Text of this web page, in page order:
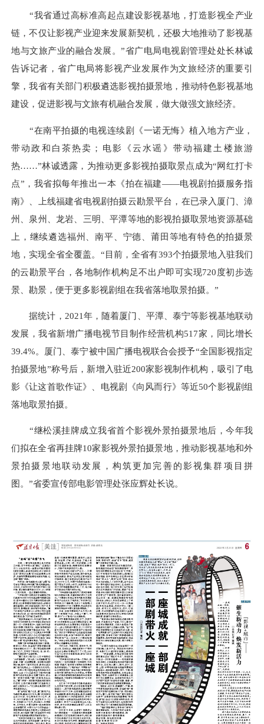
“我省通过高标准高起点建设影视基地，打造影视全产业
链，不仅让影视产业迎来发展新契机，还极大地推动了影视基
地与文旅产业的融合发展。”省广电局电视剧管理处处长林诚
告诉记者，省广电局将影视产业发展作为文旅经济的重要引
擎，我省有关部门积极遴选影视拍摄景地，推动特色影视基地
建设，促进影视与文旅有机融合发展，做大做强文旅经济。
“在南平拍摄的电视连续剧《一诺无悔》植入地方产业，
带动政和白茶热卖；电影《云水谣》带动福建土楼旅游
热……”林诚透露，为推动更多影视拍摄取景点成为“网红打卡
点”，我省拟每年推出一本《拍在福建——电视剧拍摄服务指
南》、上线福建省电视剧拍摄云勘景平台，在已录入厦门、漳
州、泉州、龙岩、三明、平潭等地的影视拍摄取景地资源基础
上，继续遴选福州、南平、宁德、莆田等地有特色的拍摄景
地，实现全省全覆盖。“目前，全省有393个拍摄景地入驻我们
的云勘景平台，各地制作机构足不出户即可实现720度初步选
景、勘景，便于更多影视剧组在我省落地取景拍摄。”
据统计，2021年，随着厦门、平潭、泰宁等影视基地联动
发展，我省新增广播电视节目制作经营机构517家，同比增长
39.4%。厦门、泰宁被中国广播电视联合会授予“全国影视指定
拍摄景地”称号后，新增入驻近200家影视制作机构，吸引了电
影《让这首歌作证》、电视剧《向风而行》等近50个影视剧组
落地取景拍摄。
“继松溪挂牌成立我省首个影视外景拍摄景地后，今年我
们拟在全省再挂牌10家影视外景拍摄景地，推动影视基地和外
景拍摄景地联动发展，构筑更加完善的影视集群项目拼
图。”省委宣传部电影管理处张应辉处长说。